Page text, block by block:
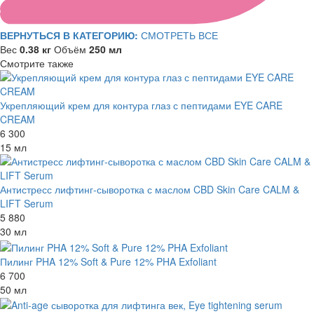
ВЕРНУТЬСЯ В КАТЕГОРИЮ: СМОТРЕТЬ ВСЕ
Вес 0.38 кг Объём 250 мл
Смотрите также
Укрепляющий крем для контура глаз с пептидами EYE CARE
CREAM
6 300
15 мл
Антистресс лифтинг-сыворотка с маслом CBD Skin Care CALM &
LIFT Serum
5 880
30 мл
Пилинг PHA 12% Soft & Pure 12% PHA Exfoliant
6 700
50 мл